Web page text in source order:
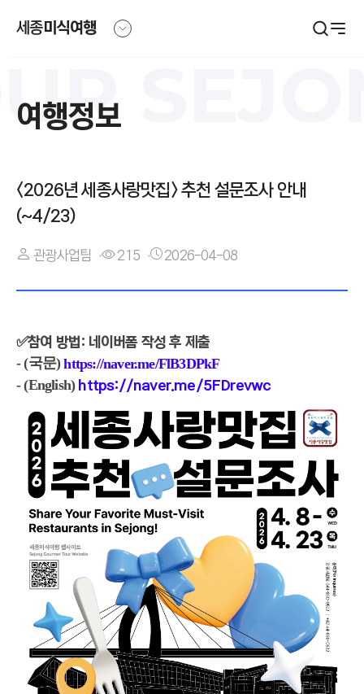
여행정보
<2026년 세종사랑맛집> 추천 설문조사 안내
(~4/23)
성 관광사업팀
회 215
날
짜 2026-04-08
✅참여 방법: 네이버폼 작성 후 제출
- (국문) https://naver.me/FlB3DPkF
- (English) https://naver.me/5FDrevwc